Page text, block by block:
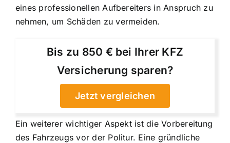
eines professionellen Aufbereiters in Anspruch zu
nehmen, um Schäden zu vermeiden.
Bis zu 850 € bei Ihrer KFZ
Versicherung sparen?
Jetzt vergleichen
Ein weiterer wichtiger Aspekt ist die Vorbereitung
des Fahrzeugs vor der Politur. Eine gründliche